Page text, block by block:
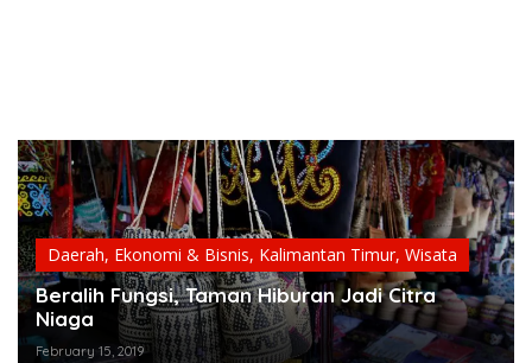
Daerah, Ekonomi & Bisnis, Kalimantan Timur, Wisata
Beralih Fungsi, Taman Hiburan Jadi Citra
Niaga
February 15, 2019